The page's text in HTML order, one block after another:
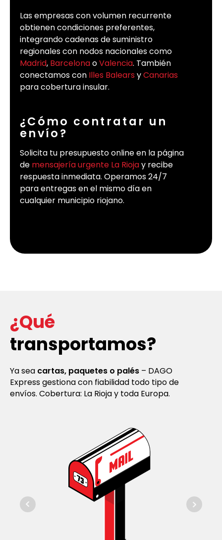
Las empresas con volumen recurrente
obtienen condiciones preferentes,
integrando cadenas de suministro
regionales con nodos nacionales como
Madrid, BarcelonaoValencia. También
conectamos con Illes Balears yCanarias
para cobertura insular.
¿Cómo contratar un
envío?
Solicita tu presupuesto online en la página
de mensajería urgente La Riojay recibe
respuesta inmediata. Operamos 24/7
para entregas en el mismo día en
cualquier municipio riojano.
¿Qué
transportamos?
Ya sea cartas, paquetes o palés – DAGO
Express gestiona con fiabilidad todo tipo de
envíos. Cobertura: La Rioja y toda Europa.